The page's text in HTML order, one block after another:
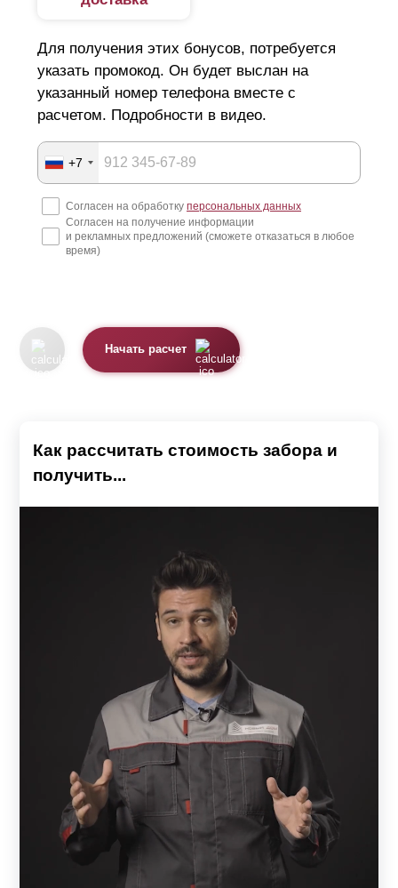
Для получения этих бонусов, потребуется
указать промокод. Он будет выслан на
указанный номер телефона вместе с
расчетом. Подробности в видео.
+7
Согласен на обработку персональных данных
Согласен на получение информации
и рекламных предложений (сможете отказаться в любое
время)
Начать расчет
Как рассчитать стоимость забора и
получить...